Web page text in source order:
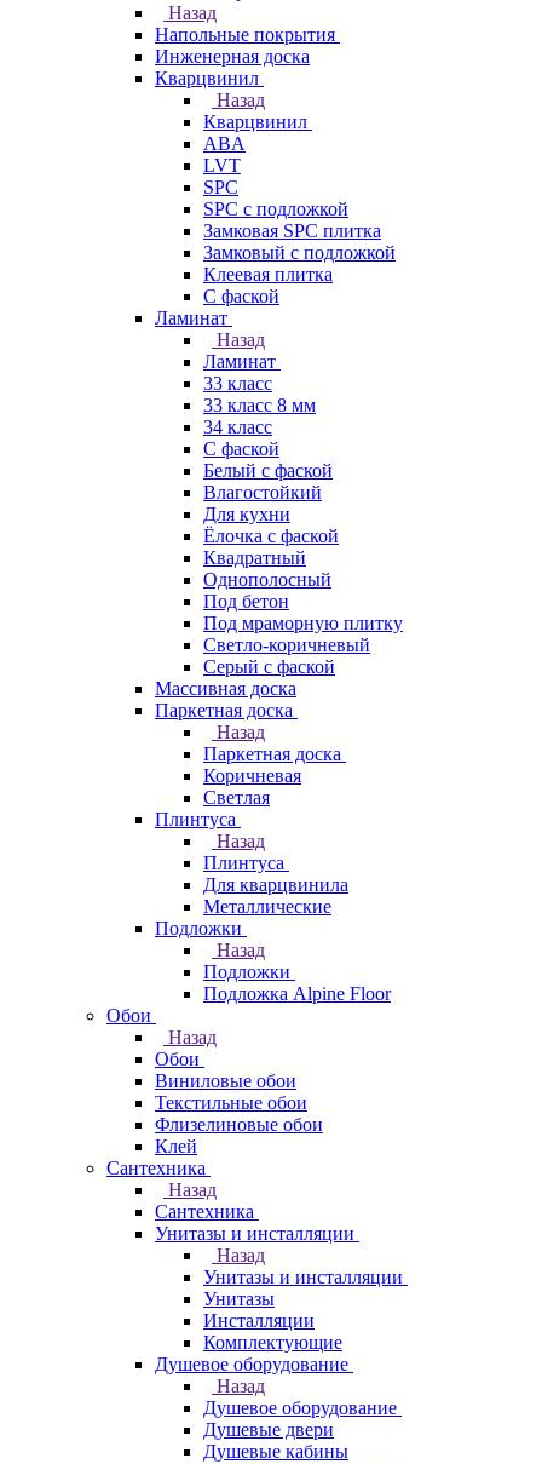
Назад
Напольные покрытия
Инженерная доска
Кварцвинил
Назад
Кварцвинил
ABA
LVT
SPC
SPC с подложкой
Замковая SPC плитка
Замковый с подложкой
Клеевая плитка
С фаской
Ламинат
Назад
Ламинат
33 класс
33 класс 8 мм
34 класс
C фаской
Белый с фаской
Влагостойкий
Для кухни
Ёлочка с фаской
Квадратный
Однополосный
Под бетон
Под мраморную плитку
Светло-коричневый
Серый с фаской
Массивная доска
Паркетная доска
Назад
Паркетная доска
Коричневая
Светлая
Плинтуса
Назад
Плинтуса
Для кварцвинила
Металлические
Подложки
Назад
Подложки
Подложка Alpine Floor
Обои
Назад
Обои
Виниловые обои
Текстильные обои
Флизелиновые обои
Клей
Сантехника
Назад
Сантехника
Унитазы и инсталляции
Назад
Унитазы и инсталляции
Унитазы
Инсталляции
Комплектующие
Душевое оборудование
Назад
Душевое оборудование
Душевые двери
Душевые кабины